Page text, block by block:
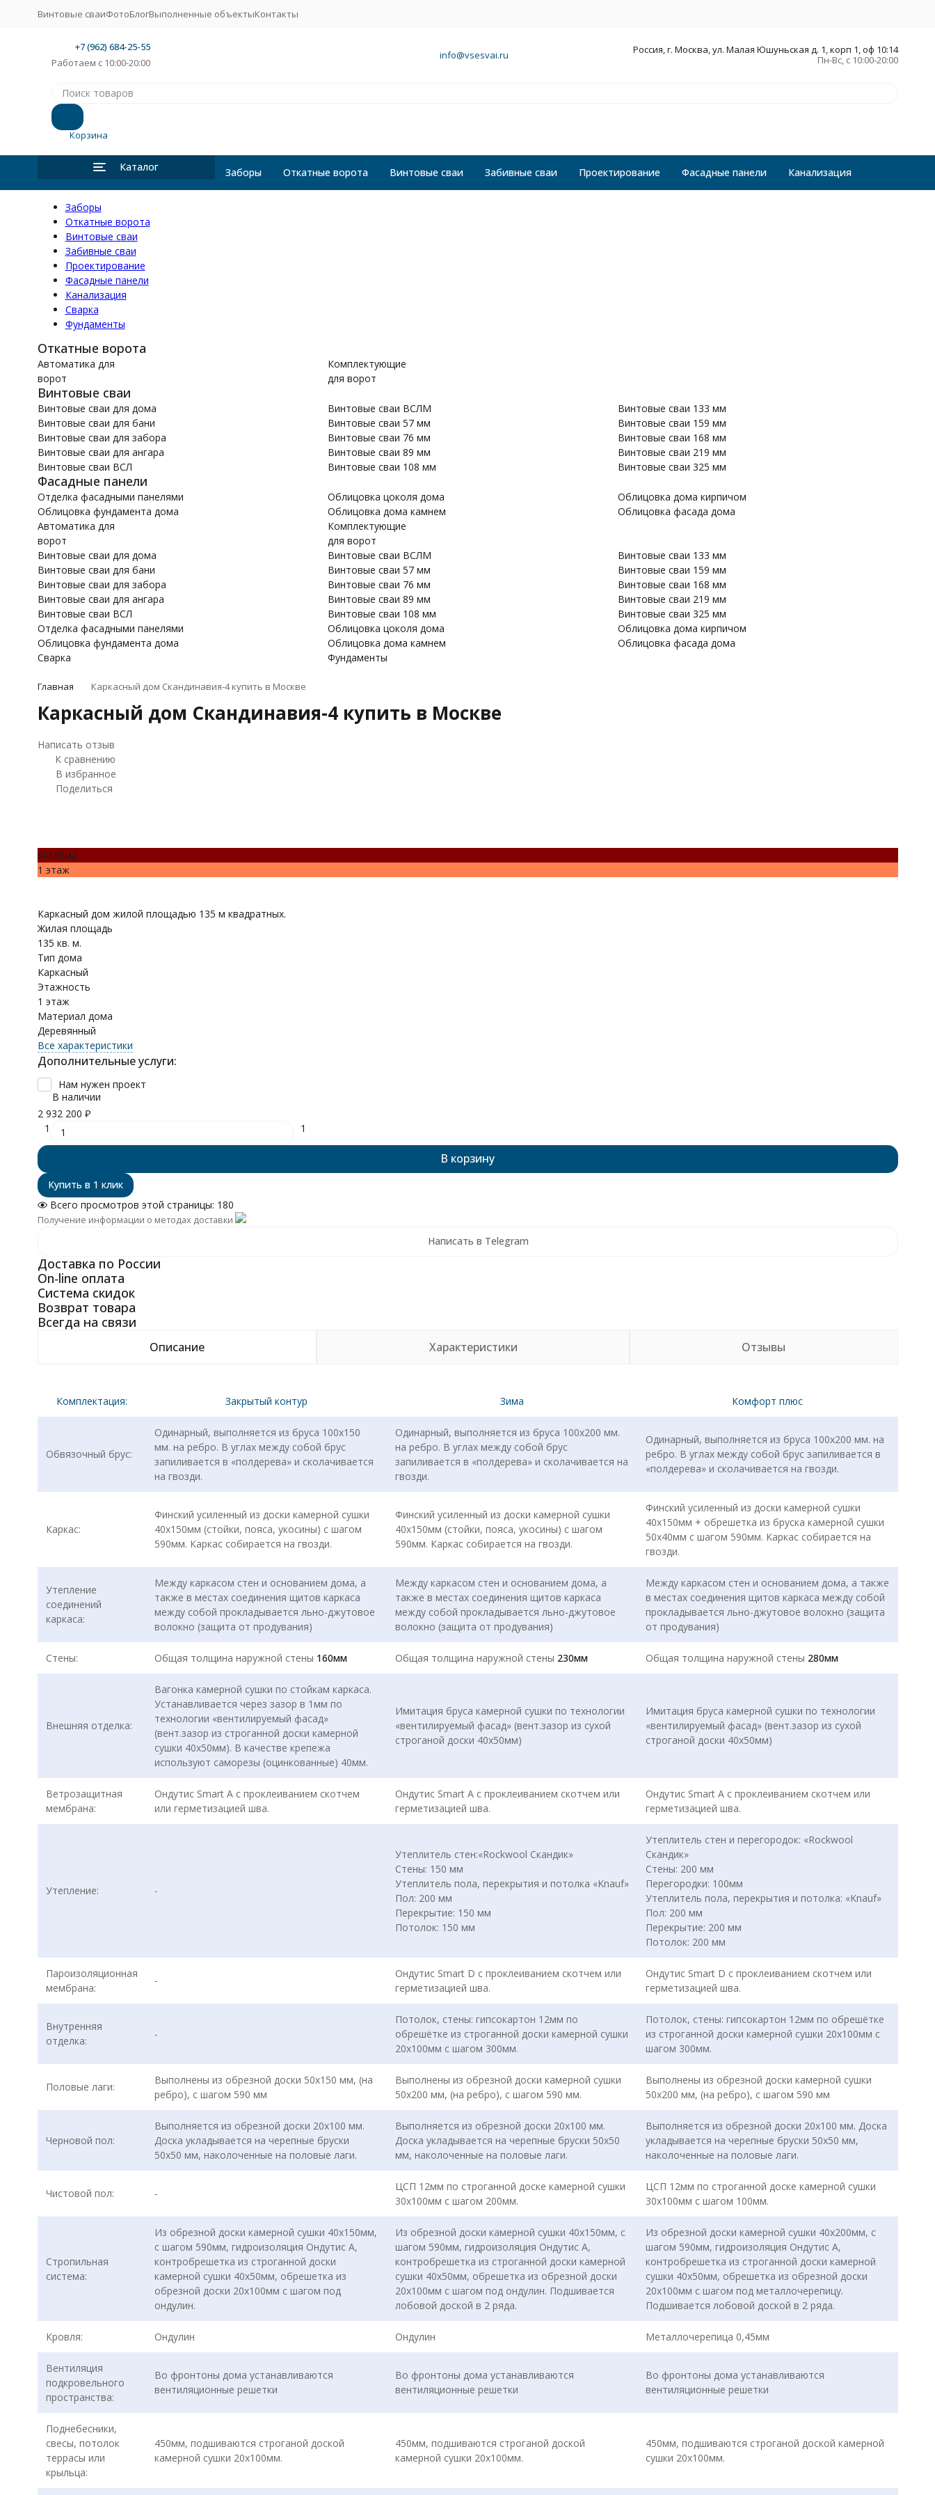
Винтовые сваиФотоБлогВыполненные объектыКонтакты
+7 (962) 684-25-55
Работаем с 10:00-20:00
info@vsesvai.ru
Россия, г. Москва, ул. Малая Юшуньская д. 1, корп 1, оф 10:14
Пн-Вс, с 10:00-20:00
Корзина
Каталог Заборы Откатные ворота Винтовые сваи Забивные сваи Проектирование Фасадные панели Канализация
Заборы
Откатные ворота
Винтовые сваи
Забивные сваи
Проектирование
Фасадные панели
Канализация
Сварка
Фундаменты
Откатные ворота
Автоматика для
ворот
Комплектующие
для ворот
Винтовые сваи
Винтовые сваи для дома
Винтовые сваи для бани
Винтовые сваи для забора
Винтовые сваи для ангара
Винтовые сваи ВСЛ
Винтовые сваи ВСЛМ
Винтовые сваи 57 мм
Винтовые сваи 76 мм
Винтовые сваи 89 мм
Винтовые сваи 108 мм
Винтовые сваи 133 мм
Винтовые сваи 159 мм
Винтовые сваи 168 мм
Винтовые сваи 219 мм
Винтовые сваи 325 мм
Фасадные панели
Отделка фасадными панелями
Облицовка фундамента дома
Облицовка цоколя дома
Облицовка дома камнем
Облицовка дома кирпичом
Облицовка фасада дома
Автоматика для
ворот
Комплектующие
для ворот
Винтовые сваи для дома
Винтовые сваи для бани
Винтовые сваи для забора
Винтовые сваи для ангара
Винтовые сваи ВСЛ
Винтовые сваи ВСЛМ
Винтовые сваи 57 мм
Винтовые сваи 76 мм
Винтовые сваи 89 мм
Винтовые сваи 108 мм
Винтовые сваи 133 мм
Винтовые сваи 159 мм
Винтовые сваи 168 мм
Винтовые сваи 219 мм
Винтовые сваи 325 мм
Отделка фасадными панелями
Облицовка фундамента дома
Облицовка цоколя дома
Облицовка дома камнем
Облицовка дома кирпичом
Облицовка фасада дома
Сварка
Фундаменты
Главная Каркасный дом Скандинавия-4 купить в Москве
Каркасный дом Скандинавия-4 купить в Москве
Написать отзыв
К сравнению
В избранное
Поделиться
s=135м2
1 этаж
Каркасный дом жилой площадью 135 м квадратных.
Жилая площадь
135 кв. м.
Тип дома
Каркасный
Этажность
1 этаж
Материал дома
Деревянный
Все характеристики
Дополнительные услуги:
Нам нужен проект
В наличии
2 932 200 ₽
1
1
В корзину
Всего просмотров этой страницы: 180
Получение информации о методах доставки
Написать в Telegram
Доставка по России
On-line оплата
Система скидок
Возврат товара
Всегда на связи
Описание Характеристики Отзывы
Комплектация: Закрытый контур Зима Комфорт плюс
Обвязочный брус:
Одинарный, выполняется из бруса 100х150
мм. на ребро. В углах между собой брус
запиливается в «полдерева» и сколачивается
на гвозди.
Одинарный, выполняется из бруса 100х200 мм.
на ребро. В углах между собой брус
запиливается в «полдерева» и сколачивается на
гвозди.
Одинарный, выполняется из бруса 100х200 мм. на
ребро. В углах между собой брус запиливается в
«полдерева» и сколачивается на гвозди.
Каркас:
Финский усиленный из доски камерной сушки
40х150мм (стойки, пояса, укосины) с шагом
590мм. Каркас собирается на гвозди.
Финский усиленный из доски камерной сушки
40х150мм (стойки, пояса, укосины) с шагом
590мм. Каркас собирается на гвозди.
Финский усиленный из доски камерной сушки
40х150мм + обрешетка из бруска камерной сушки
50х40мм с шагом 590мм. Каркас собирается на
гвозди.
Утепление
соединений
каркаса:
Между каркасом стен и основанием дома, а
также в местах соединения щитов каркаса
между собой прокладывается льно-джутовое
волокно (защита от продувания)
Между каркасом стен и основанием дома, а
также в местах соединения щитов каркаса
между собой прокладывается льно-джутовое
волокно (защита от продувания)
Между каркасом стен и основанием дома, а также
в местах соединения щитов каркаса между собой
прокладывается льно-джутовое волокно (защита
от продувания)
Стены: Общая толщина наружной стены 160мм Общая толщина наружной стены 230мм Общая толщина наружной стены 280мм
Внешняя отделка:
Вагонка камерной сушки по стойкам каркаса.
Устанавливается через зазор в 1мм по
технологии «вентилируемый фасад»
(вент.зазор из строганной доски камерной
сушки 40х50мм). В качестве крепежа
используют саморезы (оцинкованные) 40мм.
Имитация бруса камерной сушки по технологии
«вентилируемый фасад» (вент.зазор из сухой
строганой доски 40х50мм)
Имитация бруса камерной сушки по технологии
«вентилируемый фасад» (вент.зазор из сухой
строганой доски 40х50мм)
Ветрозащитная
мембрана:
Ондутис Smart А с проклеиванием скотчем
или герметизацией шва.
Ондутис Smart А с проклеиванием скотчем или
герметизацией шва.
Ондутис Smart А с проклеиванием скотчем или
герметизацией шва.
Утепление: -
Утеплитель стен:«Rockwool Скандик»
Стены: 150 мм
Утеплитель пола, перекрытия и потолка «Knauf»
Пол: 200 мм
Перекрытие: 150 мм
Потолок: 150 мм
Утеплитель стен и перегородок: «Rockwool
Скандик»
Стены: 200 мм
Перегородки: 100мм
Утеплитель пола, перекрытия и потолка: «Knauf»
Пол: 200 мм
Перекрытие: 200 мм
Потолок: 200 мм
Пароизоляционная
мембрана:
-
Ондутис Smart D с проклеиванием скотчем или
герметизацией шва.
Ондутис Smart D с проклеиванием скотчем или
герметизацией шва.
Внутренняя
отделка:
-
Потолок, стены: гипсокартон 12мм по
обрешётке из строганной доски камерной сушки
20х100мм с шагом 300мм.
Потолок, стены: гипсокартон 12мм по обрешётке
из строганной доски камерной сушки 20х100мм с
шагом 300мм.
Половые лаги:
Выполнены из обрезной доски 50х150 мм, (на
ребро), с шагом 590 мм
Выполнены из обрезной доски камерной сушки
50х200 мм, (на ребро), с шагом 590 мм.
Выполнены из обрезной доски камерной сушки
50х200 мм, (на ребро), с шагом 590 мм
Черновой пол:
Выполняется из обрезной доски 20х100 мм.
Доска укладывается на черепные бруски
50х50 мм, наколоченные на половые лаги.
Выполняется из обрезной доски 20х100 мм.
Доска укладывается на черепные бруски 50х50
мм, наколоченные на половые лаги.
Выполняется из обрезной доски 20х100 мм. Доска
укладывается на черепные бруски 50х50 мм,
наколоченные на половые лаги.
Чистовой пол: -
ЦСП 12мм по строганной доске камерной сушки
30х100мм с шагом 200мм.
ЦСП 12мм по строганной доске камерной сушки
30х100мм с шагом 100мм.
Стропильная
система:
Из обрезной доски камерной сушки 40х150мм,
с шагом 590мм, гидроизоляция Ондутис А,
контробрешетка из строганной доски
камерной сушки 40х50мм, обрешетка из
обрезной доски 20х100мм с шагом под
ондулин.
Из обрезной доски камерной сушки 40х150мм, с
шагом 590мм, гидроизоляция Ондутис А,
контробрешетка из строганной доски камерной
сушки 40х50мм, обрешетка из обрезной доски
20х100мм с шагом под ондулин. Подшивается
лобовой доской в 2 ряда.
Из обрезной доски камерной сушки 40х200мм, с
шагом 590мм, гидроизоляция Ондутис А,
контробрешетка из строганной доски камерной
сушки 40х50мм, обрешетка из обрезной доски
20х100мм с шагом под металлочерепицу.
Подшивается лобовой доской в 2 ряда.
Кровля: Ондулин Ондулин Металлочерепица 0,45мм
Вентиляция
подкровельного
пространства:
Во фронтоны дома устанавливаются
вентиляционные решетки
Во фронтоны дома устанавливаются
вентиляционные решетки
Во фронтоны дома устанавливаются
вентиляционные решетки
Поднебесники,
свесы, потолок
террасы или
крыльца:
450мм, подшиваются строганой доской
камерной сушки 20х100мм.
450мм, подшиваются строганой доской
камерной сушки 20х100мм.
450мм, подшиваются строганой доской камерной
сушки 20х100мм.